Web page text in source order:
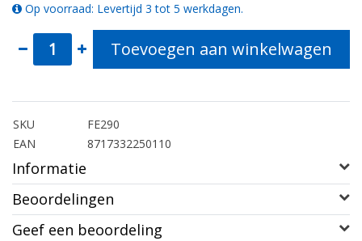
Op voorraad: Levertijd 3 tot 5 werkdagen.
Toevoegen aan winkelwagen
SKU
FE290
EAN
8717332250110
Informatie
Beoordelingen
Geef een beoordeling